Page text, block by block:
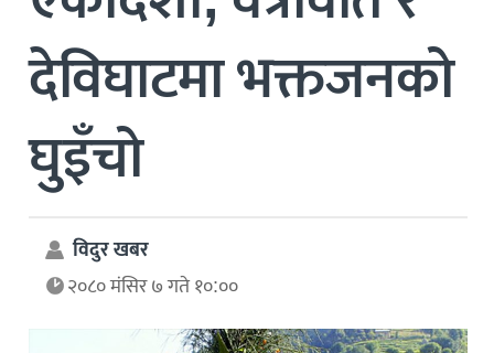
देविघाटमा भक्तजनको
घुइँचो
विदुर खबर
२०८० मंसिर ७ गते १०:००